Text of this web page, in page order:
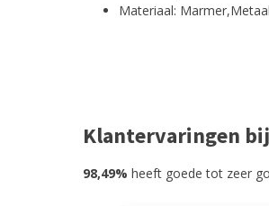
Materiaal: Marmer,Metaal
Klantervaringen
98,49% heeft goede tot zeer